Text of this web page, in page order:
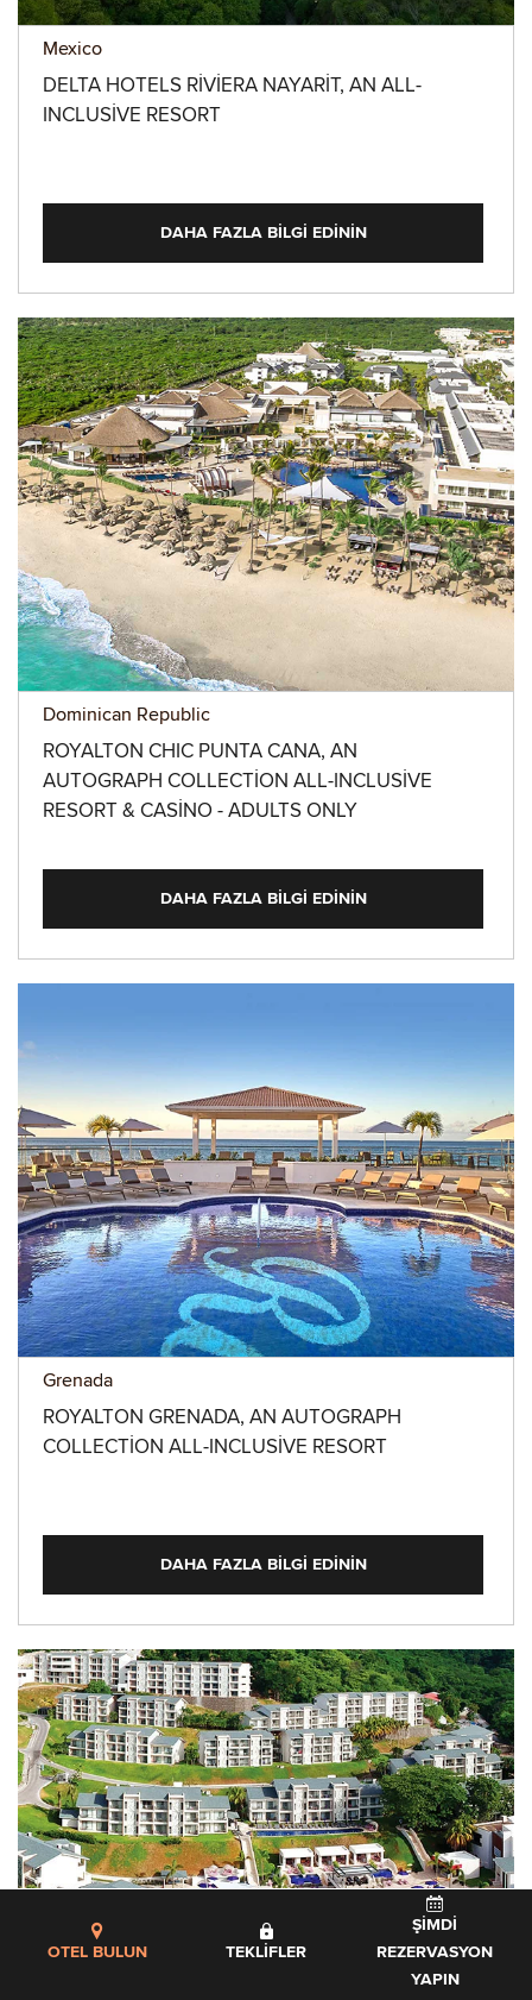
Mexico
DELTA HOTELS RIVIERA NAYARIT, AN ALL-
INCLUSIVE RESORT
DAHA FAZLA BILGI EDININ
Dominican Republic
ROYALTON CHIC PUNTA CANA, AN
AUTOGRAPH COLLECTION ALL-INCLUSIVE
RESORT & CASINO - ADULTS ONLY
DAHA FAZLA BILGI EDININ
Grenada
ROYALTON GRENADA, AN AUTOGRAPH
COLLECTION ALL-INCLUSIVE RESORT
DAHA FAZLA BILGI EDININ
OTEL BULUN TEKLIFLER
ŞIMDI
REZERVASYON
YAPIN